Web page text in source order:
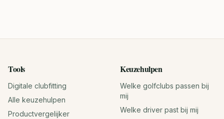
Tools
Digitale clubfitting
Alle keuzehulpen
Productvergelijker
Keuzehulpen
Welke golfclubs passen bij
mij
Welke driver past bij mij